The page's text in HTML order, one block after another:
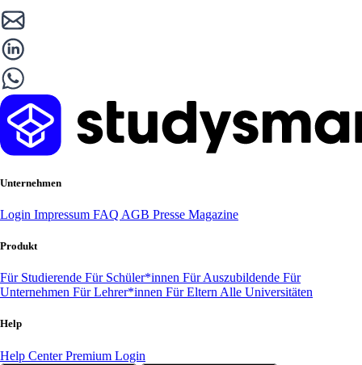
Unternehmen
Login Impressum FAQ AGB Presse Magazine
Produkt
Für Studierende Für Schüler*innen Für Auszubildende Für
Unternehmen Für Lehrer*innen Für Eltern Alle Universitäten
Help
Help CenterPremium Login